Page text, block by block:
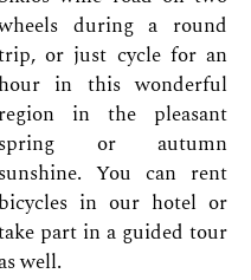
during a round
or just cycle for an
hour in this wonderful
region in the pleasant
spring or autumn
sunshine. You can rent
bicycles in our hotel or
part in a guided tour
well.